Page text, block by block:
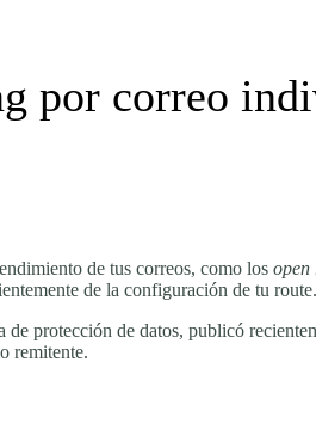
por correo
de tus correos, como los open
de la configuración de tu route.
de protección de datos, publicó
remitente.